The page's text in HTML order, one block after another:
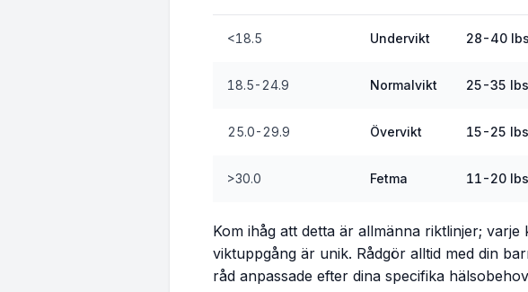
Vecka 36 186.9 - 195.7 lbs
Vecka 37 187.8 - 196.9 lbs
Vecka 38 188.7 - 198.0 lbs
Vecka 39 189.6 - 199.1 lbs
Vecka 40 190.5 - 200.3 lbs
<18.5 Undervikt 28-40 lbs
18.5-24.9 Normalvikt 25-35 lbs
25.0-29.9 Övervikt 15-25 lbs
>30.0 Fetma 11-20 lbs
Kom ihåg att detta är allmänna riktlinjer;
viktuppgång är unik. Rådgör alltid med din
råd anpassade efter dina specifika